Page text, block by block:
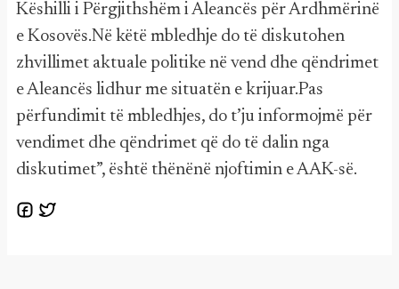
Këshilli i Përgjithshëm i Aleancës për Ardhmërinë
e Kosovës.Në këtë mbledhje do të diskutohen
zhvillimet aktuale politike në vend dhe qëndrimet
e Aleancës lidhur me situatën e krijuar.Pas
përfundimit të mbledhjes, do t’ju informojmë për
vendimet dhe qëndrimet që do të dalin nga
diskutimet”, është thënënë njoftimin e AAK-së.